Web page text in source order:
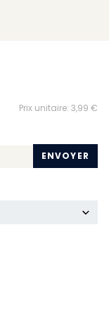
Prix unitaire: 3,99 €
ENVOYER